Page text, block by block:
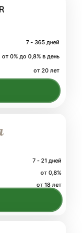
7 - 365 дней
от 0% до 0,8% в день
от 20 лет
7 - 21 дней
от 0,8%
от 18 лет